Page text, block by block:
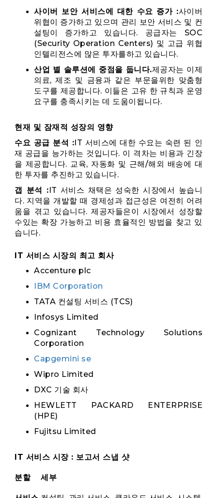
사이버 보안 서비스에 대한 수요 증가 :사이버
위협이 증가하고 있으며 관리 보안 서비스 및 컨
설팅이 증가하고 있습니다. 공급자는 SOC
(Security Operation Centers) 및 고급 위협
인텔리전스에 많은 투자를하고 있습니다.
산업 별 솔루션에 중점을 둡니다.제공자는 이제
의료, 제조 및 금융과 같은 부문을위한 맞춤형
도구를 제공합니다. 이들은 고유 한 규칙과 운영
요구를 충족시키는 데 도움이됩니다.
현재 및 잠재적 성장의 영향
수요 공급 분석 :IT 서비스에 대한 수요는 숙련 된 인
재 공급을 능가하는 것입니다. 이 격차는 비용과 긴장
을 제공합니다. 교육, 자동화 및 근해/해외 배송에 대
한 투자를 추진하고 있습니다.
갭 분석 :IT 서비스 채택은 성숙한 시장에서 높습니
다. 지역을 개발할 때 경제성과 접근성은 여전히 어려
움을 겪고 있습니다. 제공자들은이 시장에서 성장할
수있는 확장 가능하고 비용 효율적인 방법을 찾고 있
습니다.
IT 서비스 시장의 최고 회사
Accenture plc
IBM Corporation
TATA 컨설팅 서비스 (TCS)
Infosys Limited
Cognizant Technology Solutions
Corporation
Capgemini se
Wipro Limited
DXC 기술 회사
HEWLETT PACKARD ENTERPRISE
(HPE)
Fujitsu Limited
IT 서비스 시장 : 보고서 스냅 샷
분할 세부